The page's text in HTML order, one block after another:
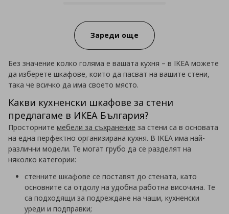
Зареди още
Без значение колко голяма е вашата кухня – в IKEA можете
да изберете шкафове, които да пасват на вашите стени,
така че всичко да има своето място.
Какви кухненски шкафове за стени
предлагаме в ИКЕА България?
Просторните мебели за съхранение за стени са в основата
на една перфектно организирана кухня. В IKEA има най-
различни модели. Те могат грубо да се разделят на
няколко категории:
стенните шкафове се поставят до стената, като
основните са отдолу на удобна работна височина. Те
са подходящи за подреждане на чаши, кухненски
уреди и подправки;